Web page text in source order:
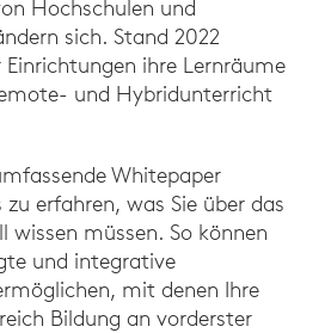
Hochschulen und
sich. Stand 2022
ihre Lernräume
und Hybridunterricht
Whitepaper
erfahren, was Sie über das
wissen müssen. So können
und integrative
mit denen Ihre
Bildung an vorderster